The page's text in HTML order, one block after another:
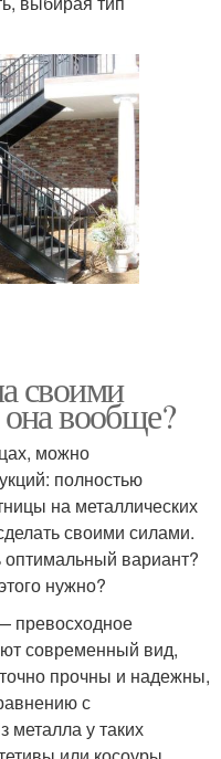
своими
вообще?
можно
полностью
на металлических
своими силами.
вариант?
нужно?
превосходное
современный вид,
прочны и надежны,
с
металла у таких